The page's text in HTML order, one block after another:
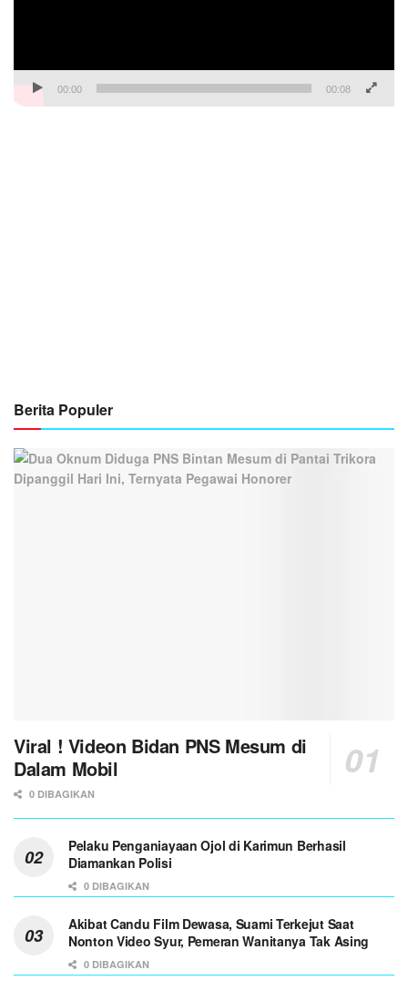
00:00 00:08
Berita Populer
Viral ! Videon Bidan PNS Mesum di
Dalam Mobil
0 DIBAGIKAN
Pelaku Penganiayaan Ojol di Karimun Berhasil
Diamankan Polisi
0 DIBAGIKAN
Akibat Candu Film Dewasa, Suami Terkejut Saat
Nonton Video Syur, Pemeran Wanitanya Tak Asing
0 DIBAGIKAN